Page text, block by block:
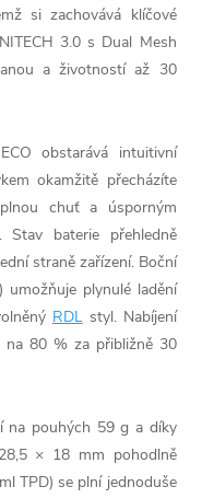
si zachovává klíčové
3.0 s Dual Mesh
a životností až 30
obstarává intuitivní
okamžitě přecházíte
chuť a úsporným
baterie přehledně
straně zařízení. Boční
umožňuje plynulé ladění
RDLstyl. Nabíjení
na 80 % za přibližně 30
na pouhých 59 g a díky
× 18 mm pohodlně
TPD) se plní jednoduše